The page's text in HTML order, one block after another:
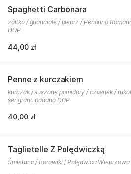
Spaghetti Carbonara
żółtko / guanciale / pieprz / Pecorino
DOP
44,00 zł
Penne z kurczakiem
kurczak / suszone pomidory / czosnek /
ser grana padano DOP
40,00 zł
Taglietelle Z Polędwiczką
Śmietana / Borowiki / Polędwica